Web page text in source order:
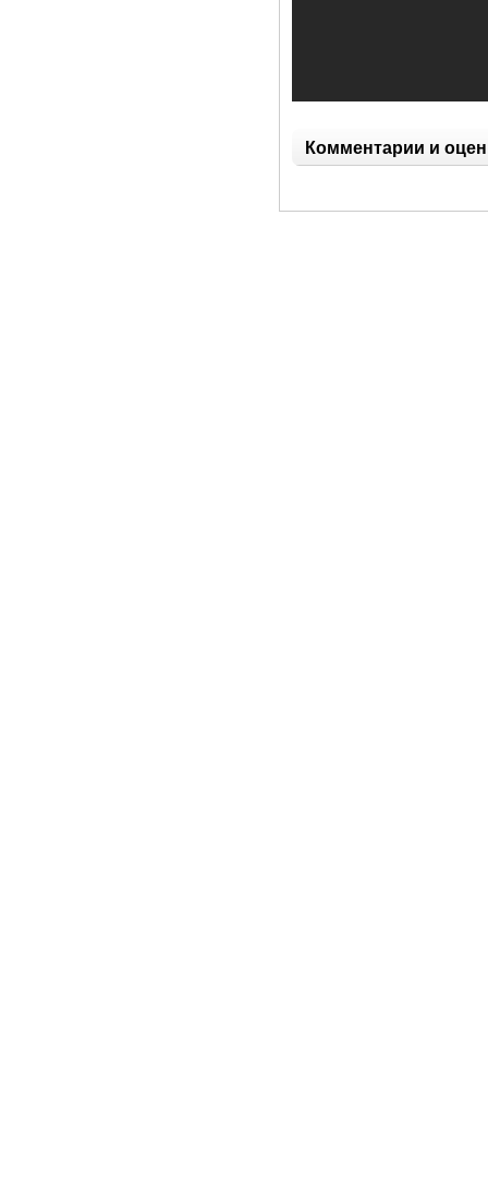
Комментарии и